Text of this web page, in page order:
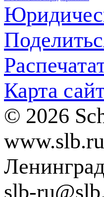
Карта
© 2026
www.slb.ru
slb-